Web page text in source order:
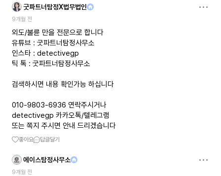
굿파트너탐정X법무법인
9개월 전
외도/불륜 만을 전문으로 합니다
유튜브 : 굿파트너탐정사무소
인스타 : detectivegp
틱 톡 : 굿파트너탐정사무소
검색하시면 내용 확인가능 하십니다
010-9803-6936 연락주시거나
detectivegp 카카오톡/텔레그램
또는 쪽지 주시면 안내 드리겠습니다
좋아요 답글달기
에이스탐정사무소
9개월 전